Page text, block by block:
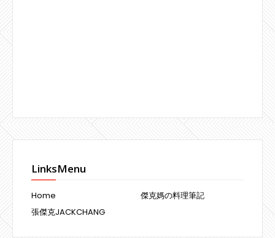
LinksMenu
Home
傑克媽の料理筆記
張傑克JACKCHANG